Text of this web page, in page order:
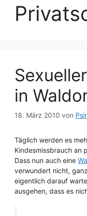
in
18. März 2010 von
Täglich werden es
Kindesmissbrauch an
Dass nun auch eine
verwundert nicht,
eigentlich darauf
ausgehen, dass es